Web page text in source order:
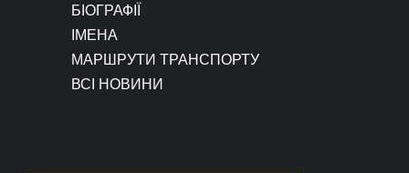
БІОГРАФІЇ
ІМЕНА
МАРШРУТИ ТРАНСПОРТУ
ВСІ НОВИНИ